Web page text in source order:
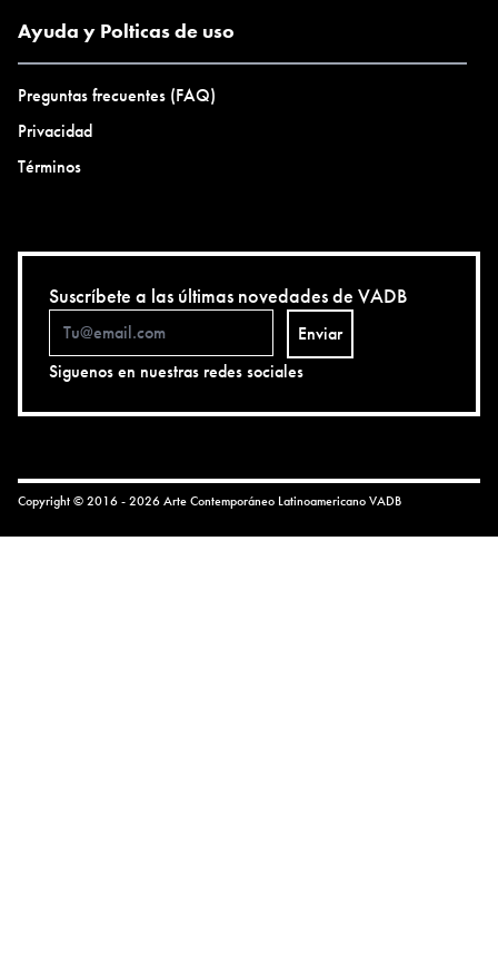
Ayuda y Polticas de uso
Preguntas frecuentes (FAQ)
Privacidad
Términos
Suscríbete a las últimas novedades de VADB
Enviar
Siguenos en nuestras redes sociales
Copyright © 2016 - 2026 Arte Contemporáneo LatinoamericanoVADB